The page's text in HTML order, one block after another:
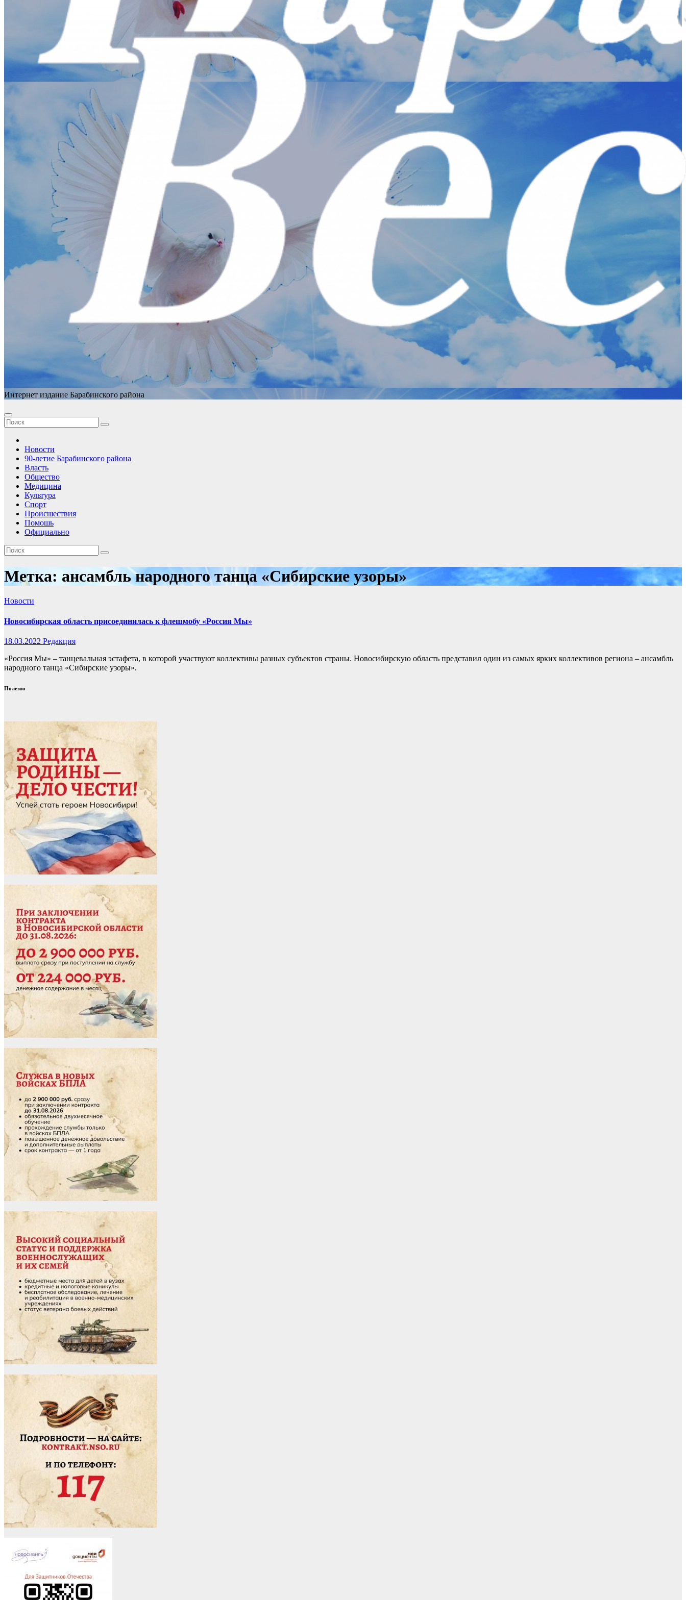
Интернет издание Барабинского района
Новости
90-летие Барабинского района
Власть
Общество
Медицина
Культура
Спорт
Происшествия
Помошь
Официально
Метка: ансамбль народного танца «Сибирские узоры»
Новости
Новосибирская область присоединилась к флешмобу «Россия Мы»
18.03.2022 Редакция
«Россия Мы» – танцевальная эстафета, в которой участвуют коллективы разных субъектов страны. Новосибирскую область представил один из самых ярких коллективов региона – ансамбль
народного танца «Сибирские узоры».
Полезно